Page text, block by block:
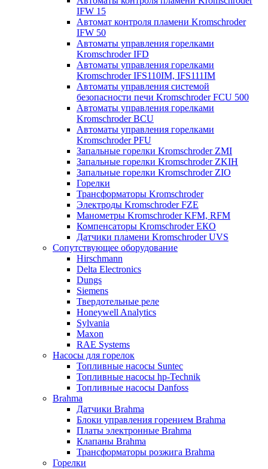
IFW 15
Автомат контроля пламени Kromschroder
IFW 50
Автоматы управления горелками
Kromschroder IFD
Автоматы управления горелками
Kromschroder IFS110IM, IFS111IM
Автоматы управления системой
безопасности печи Kromschroder FCU 500
Автоматы управления горелками
Kromschroder BCU
Автоматы управления горелками
Kromschroder PFU
Запальные горелки Kromschroder ZМI
Запальные горелки Kromschroder ZKIH
Запальные горелки Kromschroder ZIO
Горелки
Трансформаторы Kromschroder
Электроды Kromschroder FZE
Манометры Kromschroder KFM, RFM
Компенсаторы Kromschroder ЕКО
Датчики пламени Kromschroder UVS
Сопутствующее оборудование
Hirschmann
Delta Electronics
Dungs
Siemens
Твердотельные реле
Honeywell Analytics
Sylvania
Maxon
RAE Systems
Насосы для горелок
Топливные насосы Suntec
Топливные насосы hp-Technik
Топливные насосы Danfoss
Brahma
Датчики Brahma
Блоки управления горением Brahma
Платы электронные Brahma
Клапаны Brahma
Трансформаторы розжига Brahma
Горелки